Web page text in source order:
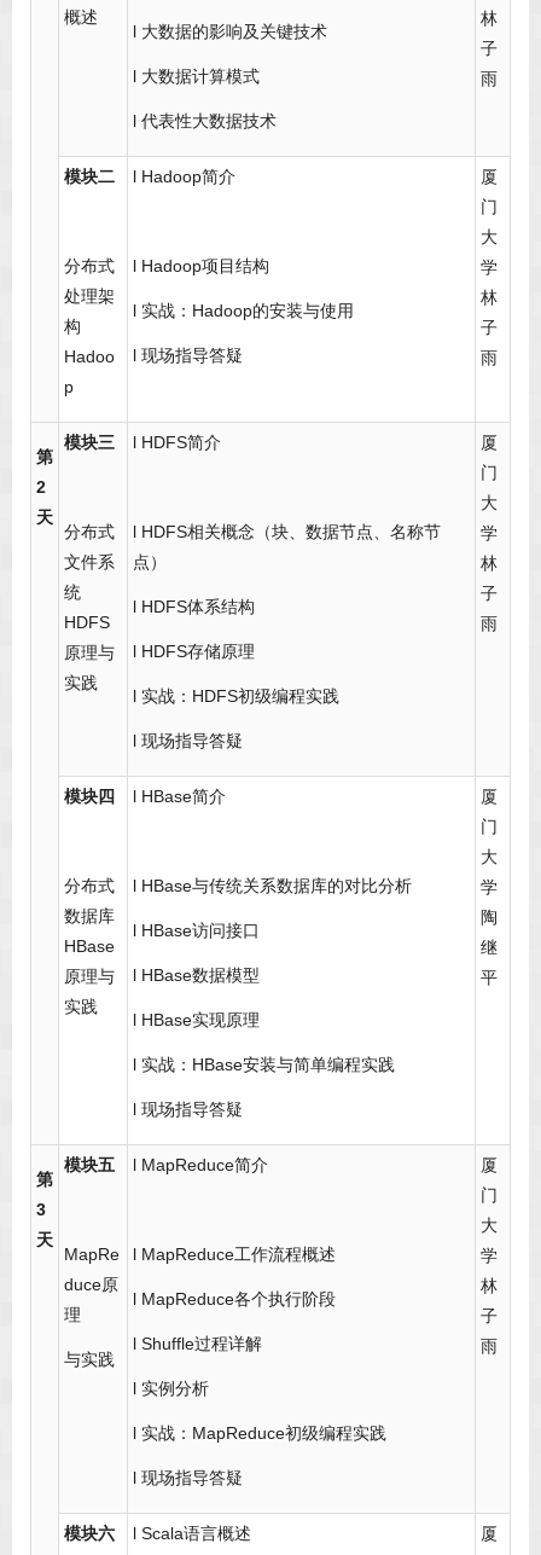
概述
l 大数据的影响及关键技术
l 大数据计算模式
l 代表性大数据技术
林
子
雨
模块二
分布式
处理架
构
Hadoo
p
l Hadoop简介
l Hadoop项目结构
l 实战：Hadoop的安装与使用
l 现场指导答疑
厦
门
大
学
林
子
雨
第
2
天
模块三
分布式
文件系
统
HDFS
原理与
实践
l HDFS简介
l HDFS相关概念（块、数据节点、名称节
点）
l HDFS体系结构
l HDFS存储原理
l 实战：HDFS初级编程实践
l 现场指导答疑
厦
门
大
学
林
子
雨
模块四
分布式
数据库
HBase
原理与
实践
l HBase简介
l HBase与传统关系数据库的对比分析
l HBase访问接口
l HBase数据模型
l HBase实现原理
l 实战：HBase安装与简单编程实践
l 现场指导答疑
厦
门
大
学
陶
继
平
第
3
天
模块五
MapRe
duce原
理
与实践
l MapReduce简介
l MapReduce工作流程概述
l MapReduce各个执行阶段
l Shuffle过程详解
l 实例分析
l 实战：MapReduce初级编程实践
l 现场指导答疑
厦
门
大
学
林
子
雨
模块六 l Scala语言概述
厦